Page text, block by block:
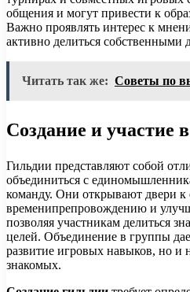
общения и могут привести к
Важно проявлять интерес к
активно делиться собственными
Читать так же: Советы по
Создание и участие
Гильдии представляют собой
объединиться с
команду. Они открывают двери к
временипрепровождению и
позволяя участникам делиться
целей. Объединение в группы
развитие игровых навыков, но и
знакомых.